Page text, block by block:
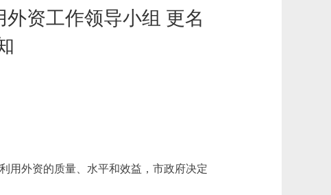
外资工作领导小组 更名
外资的质量、水平和效益，市政府决定